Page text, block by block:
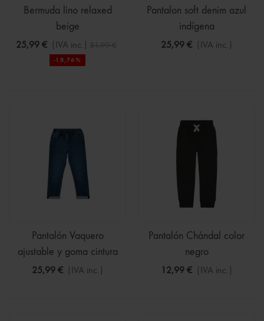
Bermuda lino relaxed
beige
25,99 € (IVA inc.) 31,99 €
-18,76%
Pantalon soft denim azul
indígena
25,99 € (IVA inc.)
Pantalón Vaquero
ajustable y goma cintura
25,99 € (IVA inc.)
Pantalón Chándal color
negro
12,99 € (IVA inc.)